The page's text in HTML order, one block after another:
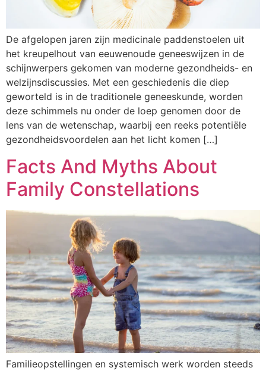
De afgelopen jaren zijn medicinale paddenstoelen uit
het kreupelhout van eeuwenoude geneeswijzen in de
schijnwerpers gekomen van moderne gezondheids- en
welzijnsdiscussies. Met een geschiedenis die diep
geworteld is in de traditionele geneeskunde, worden
deze schimmels nu onder de loep genomen door de
lens van de wetenschap, waarbij een reeks potentiële
gezondheidsvoordelen aan het licht komen […]
Facts And Myths About
Family Constellations
Familieopstellingen en systemisch werk worden steeds